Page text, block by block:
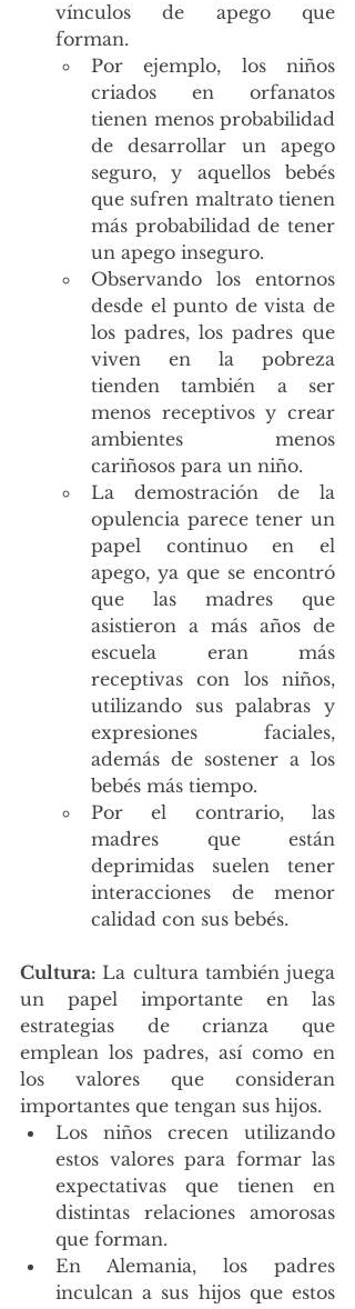
vínculos de apego que
forman.
Por ejemplo, los niños
criados en orfanatos
tienen menos probabilidad
de desarrollar un apego
seguro, y aquellos bebés
que sufren maltrato tienen
más probabilidad de tener
un apego inseguro.
Observando los entornos
desde el punto de vista de
los padres, los padres que
viven en la pobreza
tienden también a ser
menos receptivos y crear
ambientes menos
cariñosos para un niño.
La demostración de la
opulencia parece tener un
papel continuo en el
apego, ya que se encontró
que las madres que
asistieron a más años de
escuela eran más
receptivas con los niños,
utilizando sus palabras y
expresiones faciales,
además de sostener a los
bebés más tiempo.
Por el contrario, las
madres que están
deprimidas suelen tener
interacciones de menor
calidad con sus bebés.
Cultura: La cultura también juega
un papel importante en las
estrategias de crianza que
emplean los padres, así como en
los valores que consideran
importantes que tengan sus hijos.
Los niños crecen utilizando
estos valores para formar las
expectativas que tienen en
distintas relaciones amorosas
que forman.
En Alemania, los padres
inculcan a sus hijos que estos